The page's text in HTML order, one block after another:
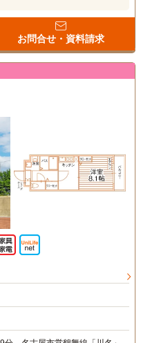
お問合せ・資料請求